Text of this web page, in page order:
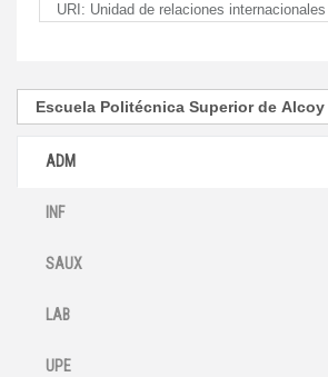
URI: Unidad de relaciones internacionales
ADM
INF
SAUX
LAB
UPE